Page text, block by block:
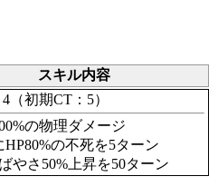
スキル内容
（初期CT：5）
の物理ダメージ
HP80%の不死を5ターン
やさ50%上昇を50ターン